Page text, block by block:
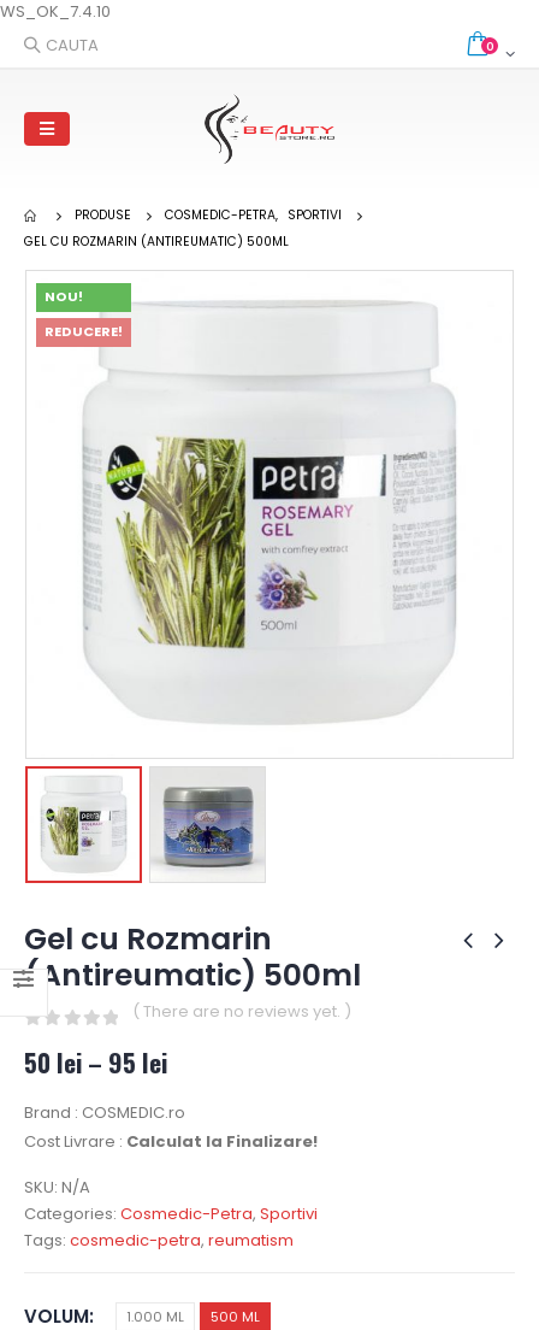
WS_OK_7.4.10
CAUTA
0
PRODUSE COSMEDIC-PETRA, SPORTIVI
GEL CU ROZMARIN (ANTIREUMATIC) 500ML
NOU!
REDUCERE!
Gel cu Rozmarin
(Antireumatic) 500ml
( There are no reviews yet. )
50 lei– 95 lei
Brand : COSMEDIC.ro
Cost Livrare : Calculat la Finalizare!
SKU: N/A
Categories: Cosmedic-Petra, Sportivi
Tags: cosmedic-petra, reumatism
VOLUM 1.000 ML 500 ML